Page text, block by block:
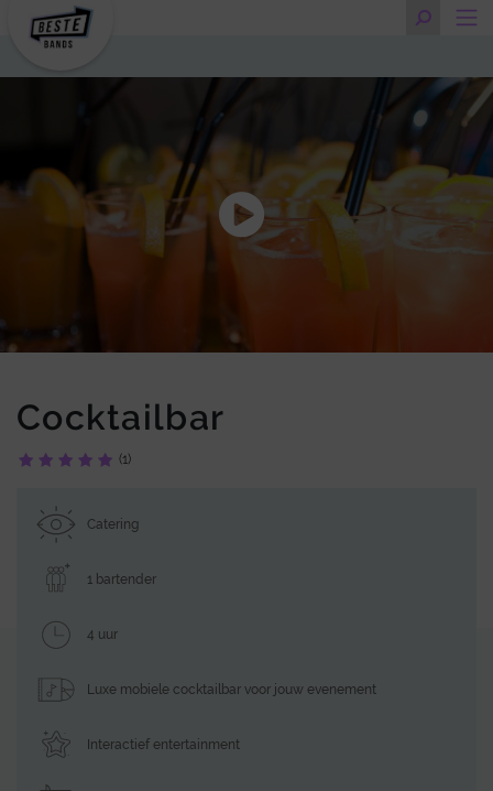
Cocktailbar
(1)
Catering
1 bartender
4 uur
Luxe mobiele cocktailbar voor jouw evenement
Interactief entertainment